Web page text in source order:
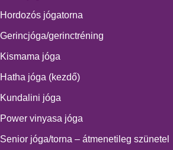
Hordozós jógatorna
Gerincjóga/gerinctréning
Kismama jóga
Hatha jóga (kezdő)
Kundalini jóga
Power vinyasa jóga
Senior jóga/torna – átmenetileg szünetel